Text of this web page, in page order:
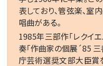
表しており、管弦楽、室
唱曲がある。
1985年三部作「レクイエ
奏「作曲家の個展´85 三
庁芸術選奨文部大臣賞